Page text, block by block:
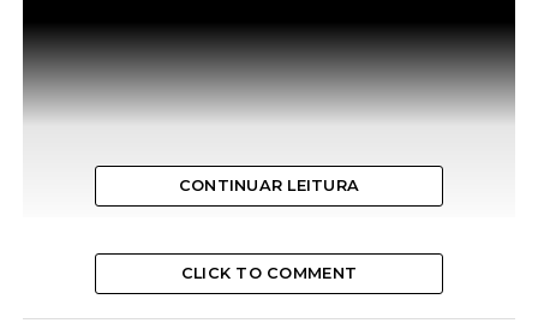
CONTINUAR LEITURA
CLICK TO COMMENT